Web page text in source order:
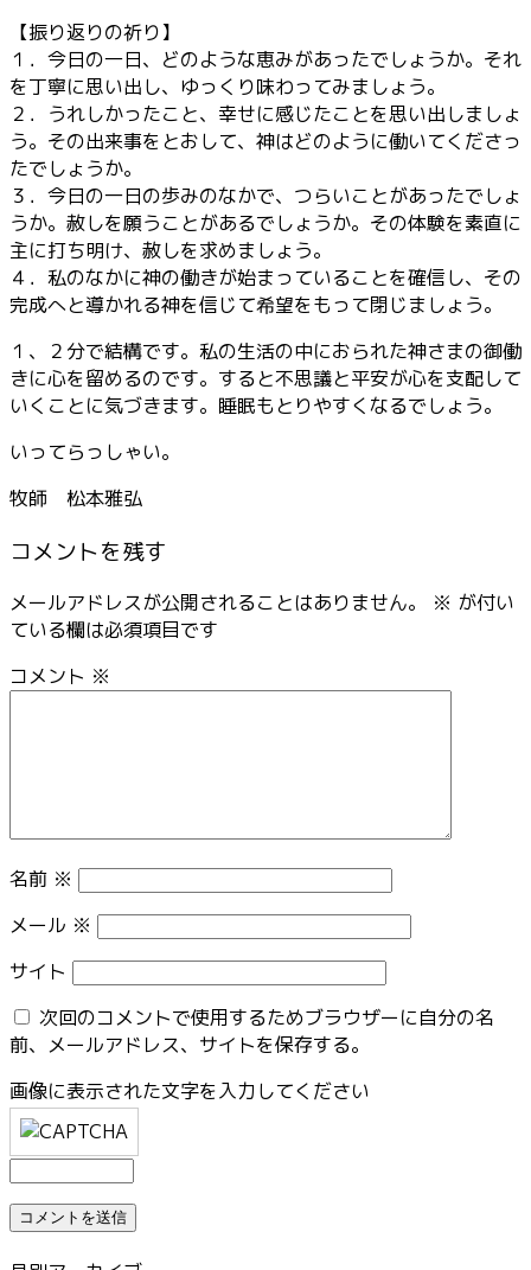
【振り返りの祈り】
１．今日の一日、どのような恵みがあったでしょうか。それ
を丁寧に思い出し、ゆっくり味わってみましょう。
２．うれしかったこと、幸せに感じたことを思い出しましょ
う。その出来事をとおして、神はどのように働いてくださっ
たでしょうか。
３．今日の一日の歩みのなかで、つらいことがあったでしょ
うか。赦しを願うことがあるでしょうか。その体験を素直に
主に打ち明け、赦しを求めましょう。
４．私のなかに神の働きが始まっていることを確信し、その
完成へと導かれる神を信じて希望をもって閉じましょう。
１、２分で結構です。私の生活の中におられた神さまの御働
きに心を留めるのです。すると不思議と平安が心を支配して
いくことに気づきます。睡眠もとりやすくなるでしょう。
いってらっしゃい。
牧師 松本雅弘
コメントを残す
メールアドレスが公開されることはありません。 ※ が付い
ている欄は必須項目です
コメント ※
名前 ※
メール ※
サイト
次回のコメントで使用するためブラウザーに自分の名
前、メールアドレス、サイトを保存する。
画像に表示された文字を入力してください